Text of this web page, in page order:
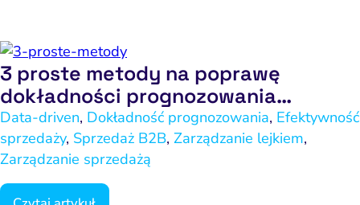
konwersji
Pozycjonowanie marki
PPC i kampanie płatne
SEO
media marketing
3 proste metody na poprawę
dokładności prognozowania
sprzedaży
Data-driven, Dokładność prognozowania, Efektywność
sprzedaży, Sprzedaż B2B, Zarządzanie lejkiem,
Zarządzanie sprzedażą